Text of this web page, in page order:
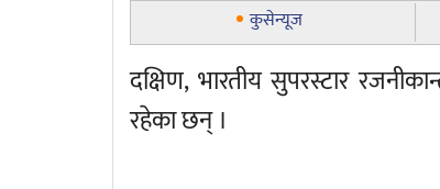
कुसेन्यूज
दक्षिण, भारतीय सुपरस्टार
रहेका छन् ।